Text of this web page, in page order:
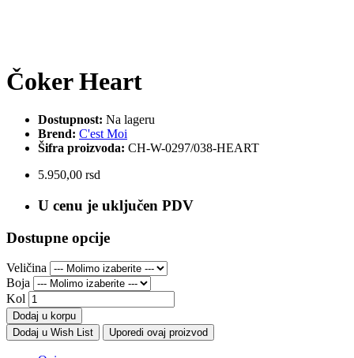
Čoker Heart
Dostupnost: Na lageru
Brend: C'est Moi
Šifra proizvoda: CH-W-0297/038-HEART
5.950,00 rsd
U cenu je uključen PDV
Dostupne opcije
Veličina
Boja
Kol
Dodaj u korpu
Dodaj u Wish List
Uporedi ovaj proizvod